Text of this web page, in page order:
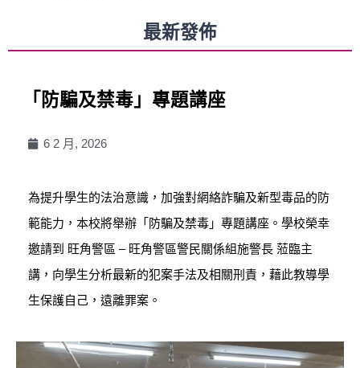
最新發佈
「防騙及禁毒」專題講座
6 2 月, 2026
為提升學生的法治意識，加強對網絡詐騙及新型毒品的防
範能力，本校將舉辦「防騙及禁毒」專題講座。學校榮幸
邀請到 旺角警區 – 旺角警區警民關係組施警長 蒞臨主
講，向學生分析最新的犯案手法及相關刑責，藉此教導學
生保護自己，遠離罪案。